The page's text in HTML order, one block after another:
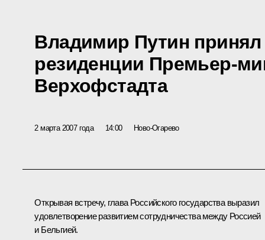
Владимир Путин
резиденции Премьер-
Верхофстадта
2 марта 2007 года 14:00 Ново-Огарево
Открывая встречу, глава Российского государства выразил
удовлетворение развитием сотрудничества между Россией
и Бельгией.